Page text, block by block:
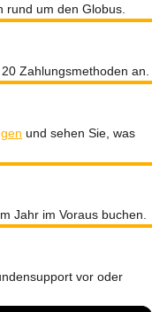
rund um den Globus.
Zahlungsmethoden an.
und sehen Sie, was
Jahr im Voraus buchen.
vor oder